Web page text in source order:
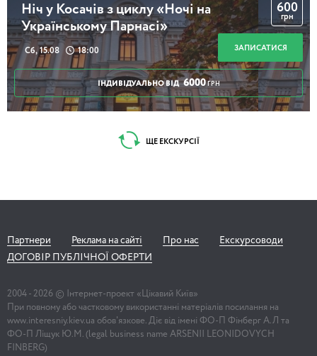
Ніч у Косачів з циклу «Ночі на
Українському Парнасі»
Сб, 15.08 18:00
600
грн
ЗАПИСАТИСЯ
ІНДИВІДУАЛЬНО ВІД 6000 ГРН
ЩЕ ЕКСКУРСІЇ
Партнери Реклама на сайті Про нас
Екскурсоводи
ДОГОВІР ПУБЛІЧНОЇ ОФЕРТИ
2004 - 2026 © Інтернет-проект «Цікавий Київ»
При повному або частковому використанні матеріалів посилання на
www.interesniy.kiev.ua обов'язкове. Діє від імені ФО-П Фінберг А.Л та
ФО-П Ліщук Ю.М. (legal business name ARSENII LEONIDOVYCH
FINBERG)